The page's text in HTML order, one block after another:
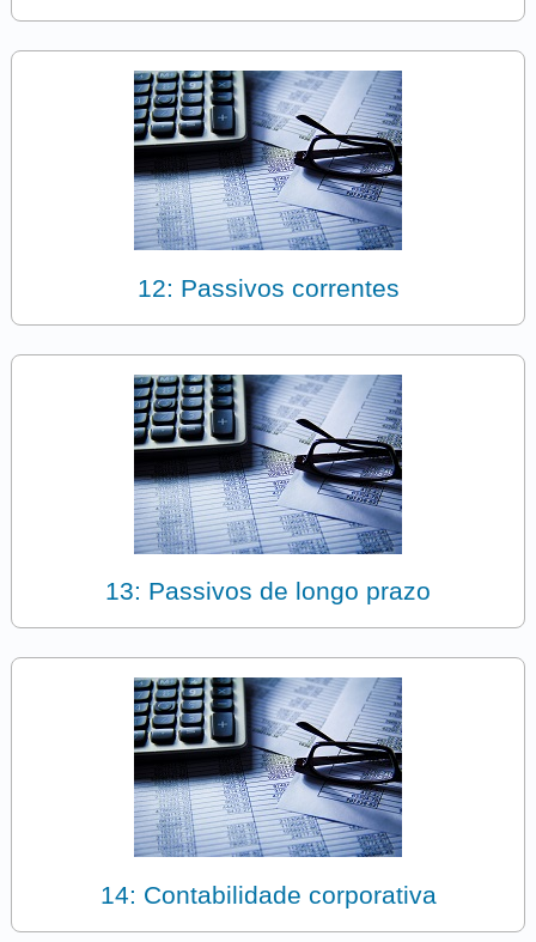
12: Passivos correntes
13: Passivos de longo prazo
14: Contabilidade corporativa